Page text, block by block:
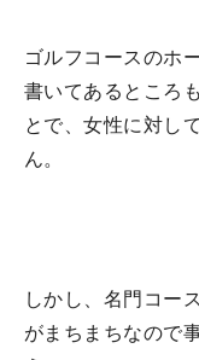
ゴルフコースのホ
書いてあるところ
とで、女性に対し
ん。
しかし、名門コー
がまちまちなので